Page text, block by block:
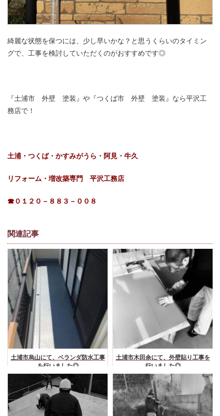
綺麗な状態を保つには、少し早いかな？と思うくらいのタイミン
グで、工事を検討していただくのがおすすめです◎
『土浦市 外壁 塗装』や『つくば市 外壁 塗装』なら平沢工
務店で！
土浦・つくば・かすみがうら・阿見・牛久
リフォーム・増改築専門 平沢工務店
☎０１２０－８８３－００８
関連記事
土浦市烏山にて、ベランダ防水工事
を行いました◎
土浦市木田余にて、外壁貼り工事を
行いました◎